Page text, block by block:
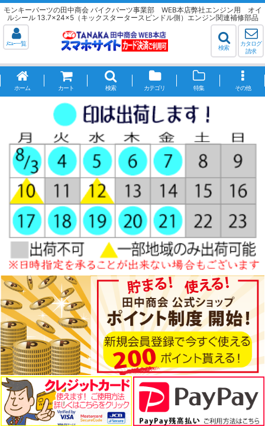
モンキーパーツの田中商会 バイクパーツ事業部 WEB本店弊社エンジン用 オイ
ルシール 13.7×24×5（キックスタータースピンドル側）エンジン関連補修部品
ﾒﾆｭｰ一覧
検索
カタログ
請求
ホーム カート 検索 カテゴリ 特集 その他